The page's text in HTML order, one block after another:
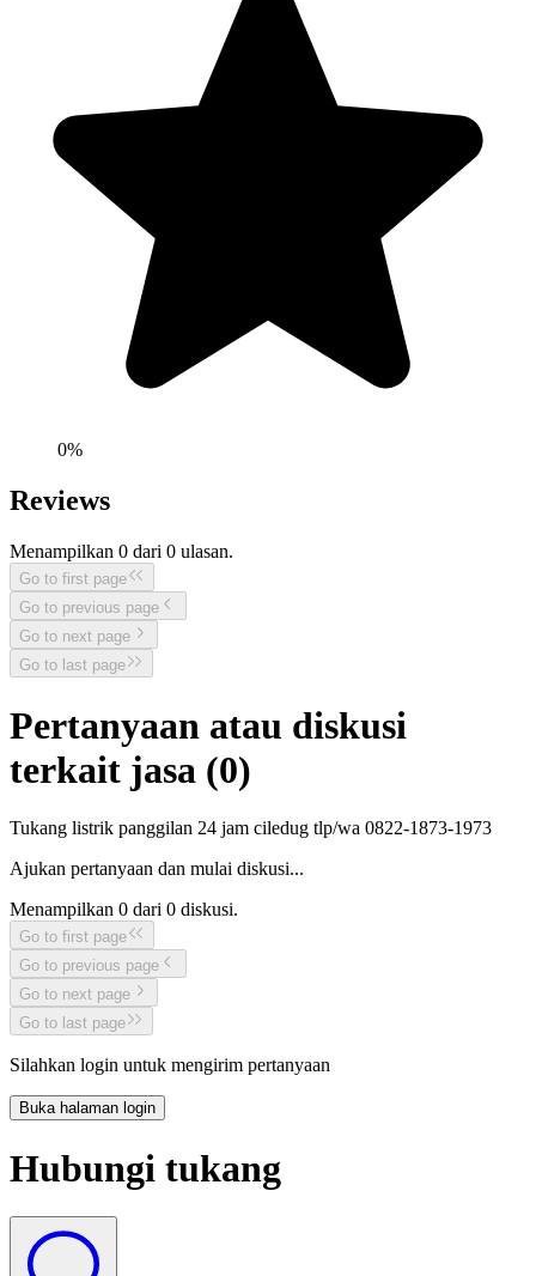
0%
Reviews
Menampilkan 0 dari 0 ulasan.
Go to first page
Go to previous page
Go to next page
Go to last page
Pertanyaan atau diskusi
terkait jasa (0)
Tukang listrik panggilan 24 jam ciledug tlp/wa 0822-1873-1973
Ajukan pertanyaan dan mulai diskusi...
Menampilkan 0 dari 0 diskusi.
Go to first page
Go to previous page
Go to next page
Go to last page
Silahkan login untuk mengirim pertanyaan
Buka halaman login
Hubungi tukang